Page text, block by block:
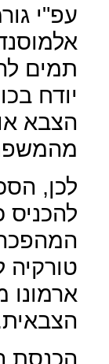
עפ"י
תמים
יודח
הצבא
לכן,
טורקיה
הכנסת